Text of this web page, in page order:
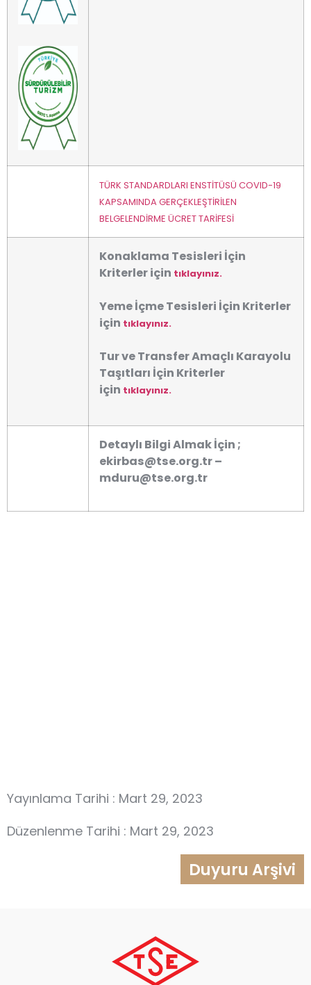
TÜRK STANDARDLARI ENSTİTÜSÜ COVID-19
KAPSAMINDA GERÇEKLEŞTİRİLEN
BELGELENDİRME ÜCRET TARİFESİ
Konaklama Tesisleri İçin
Kriterler için tıklayınız.
Yeme İçme Tesisleri İçin Kriterler
için tıklayınız.
Tur ve Transfer Amaçlı Karayolu
Taşıtları İçin Kriterler
için tıklayınız.
Detaylı Bilgi Almak İçin ;
ekirbas@tse.org.tr –
mduru@tse.org.tr
Yayınlama Tarihi : Mart 29, 2023
Düzenlenme Tarihi : Mart 29, 2023
Duyuru Arşivi